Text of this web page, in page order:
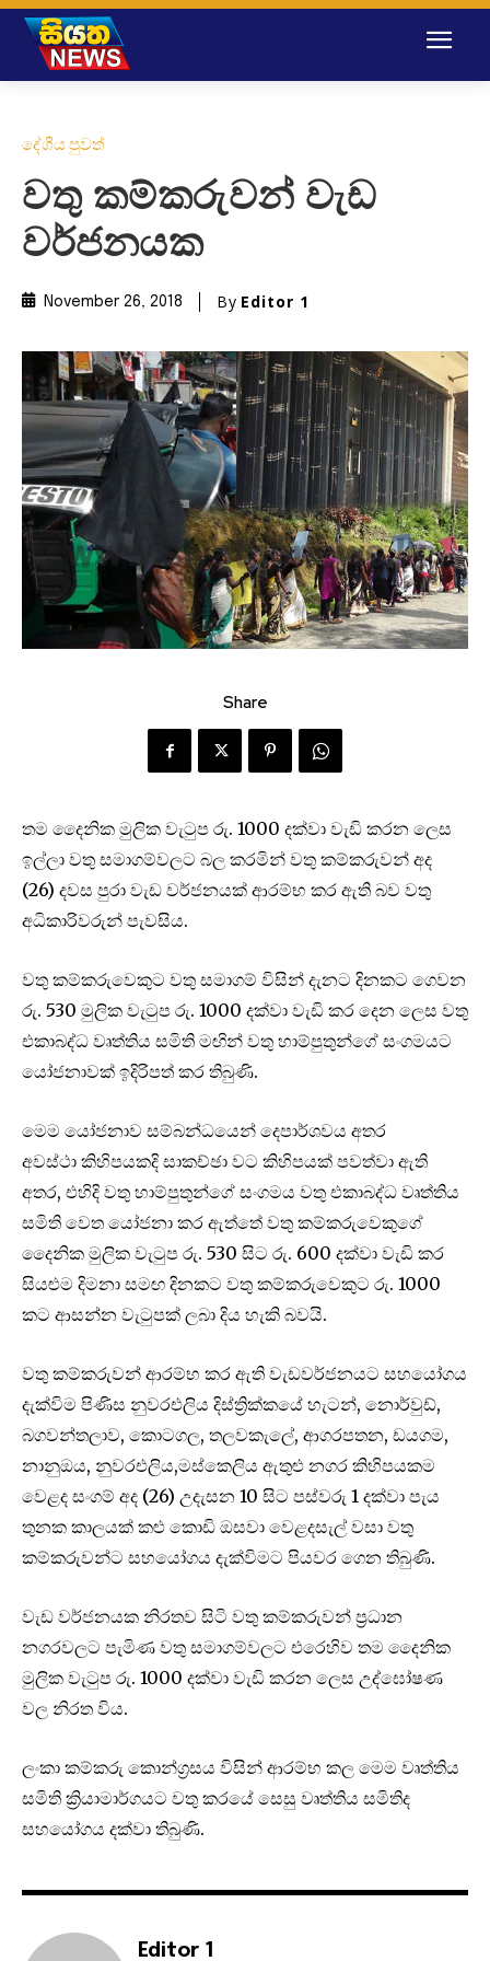
දේශීය පුවත්
වතු කම්කරුවන් වැඩ
වර්ජනයක
November 26, 2018 By Editor 1
Share
තම දෛනික මුලික වැටුප රු. 1000 දක්වා වැඩි කරන ලෙස
ඉල්ලා වතු සමාගම්වලට බල කරමින් වතු කම්කරුවන් අද
(26) දවස පුරා වැඩ වර්ජනයක් ආරම්භ කර ඇති බව වතු
අධිකාරිවරුන් පැවසිය.
වතු කම්කරුවෙකුට වතු සමාගම් විසින් දැනට දිනකට ගෙවන
රු. 530 මුලික වැටුප රු. 1000 දක්වා වැඩි කර දෙන ලෙස වතු
එකාබද්ධ වෘත්තිය සමිති මඟින් වතු හාම්පුතුන්ගේ සංගමයට
යෝජනාවක් ඉදිරිපත් කර තිබුණි.
මෙම යෝජනාව සම්බන්ධයෙන් දෙපාර්ශවය අතර
අවස්ථා කිහිපයකදි සාකච්ඡා වට කිහිපයක් පවත්වා ඇති
අතර, එහිදි වතු හාම්පුතුන්ගේ සංගමය වතු එකාබද්ධ වෘත්තිය
සමිති වෙත යෝජනා කර ඇත්තේ වතු කම්කරුවෙකුගේ
දෛනික මුලික වැටුප රු. 530 සිට රු. 600 දක්වා වැඩි කර
සියළුම දිමනා සමඟ දිනකට වතු කම්කරුවෙකුට රු. 1000
කට ආසන්න වැටුපක් ලබා දිය හැකි බවයි.
වතු කම්කරුවන් ආරම්භ කර ඇති වැඩවර්ජනයට සහයෝගය
දැක්විම පිණිස නුවරඑලිය දිස්ත්‍රික්කයේ හැටන්, නොර්වුඩ්,
බගවන්තලාව, කොටගල, තලවකැලේ, ආගරපතන, ඩයගම,
නානුඔය, නුවරඑලිය,මස්කෙලිය ඇතුළු නගර කිහිපයකම
වෙළද සංගම් අද (26) උදැසන 10 සිට පස්වරු 1 දක්වා පැය
තුනක කාලයක් කළු කොඩි ඔසවා වෙළදසැල් වසා වතු
කම්කරුවන්ට සහයෝගය දැක්විමට පියවර ගෙන තිබුණි.
වැඩ වර්ජනයක නිරතව සිටි වතු කම්කරුවන් ප්‍රධාන
නගරවලට පැමිණ වතු සමාගම්වලට එරෙහිව තම දෛනික
මුලික වැටුප රු. 1000 දක්වා වැඩි කරන ලෙස උද්ඝෝෂණ
වල නිරත විය.
ලංකා කම්කරු කොන්ග්‍රසය විසින් ආරම්භ කල මෙම වෘත්තිය
සමිති ක්‍රියාමාර්ගයට වතු කරයේ සෙසු වෘත්තිය සමිතිද
සහයෝගය දක්වා තිබුණි.
Editor 1